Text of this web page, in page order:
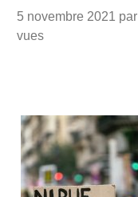
5 novembre 2021 par
vues